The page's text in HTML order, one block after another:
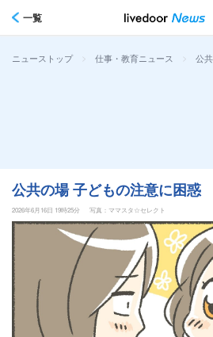
一覧
ニューストップ > 仕事・教育ニュース > 公
公共の場 子どもの注意に困惑
2026年6月16日 19時25分 写真：ママスタ☆セレクト